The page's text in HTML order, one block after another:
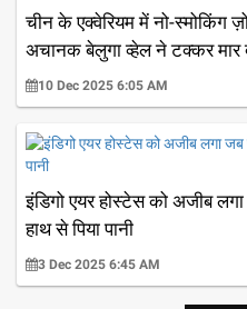
चीन के एक्वेरियम में नो-स्मोकिंग
अचानक बेलुगा व्हेल ने टक्कर मार
10 Dec 2025 6:05 AM
इंडिगो एयर होस्टेस को अजीब
हाथ से पिया पानी
3 Dec 2025 6:45 AM